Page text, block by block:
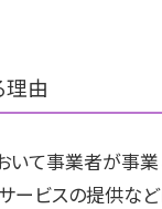
由
いて事業者が事
ービスの提供な